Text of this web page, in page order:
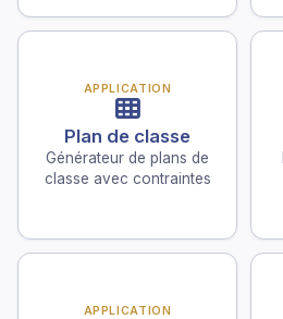
APPLICATION
Plan de classe
Générateur de plans de
classe avec contraintes
APPLICATION